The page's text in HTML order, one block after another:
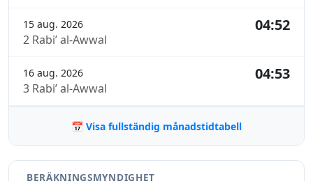
15 aug. 2026
2 Rabi’ al-Awwal
04:52
16 aug. 2026
3 Rabi’ al-Awwal
04:53
📅 Visa fullständig månadstidtabell
BERÄKNINGSMYNDIGHET